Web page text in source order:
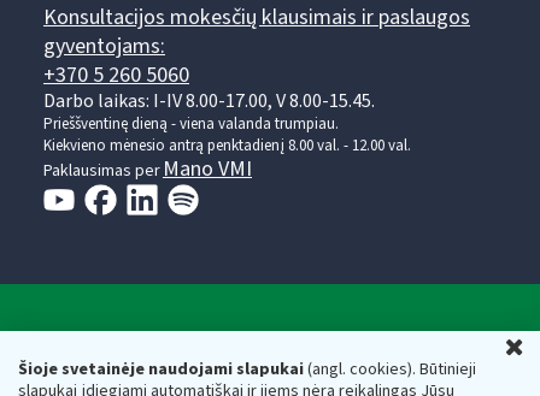
Šioje svetainėje naudojami slapukai(angl. cookies). Būtinieji
slapukai įdiegiami automatiškai ir jiems nėra reikalingas Jūsų
Konsultacijos mokesčių klausimais ir paslaugos
gyventojams:
+370 5 260 5060
Darbo laikas: I-IV 8.00-17.00, V 8.00-15.45.
Prieššventinę dieną - viena valanda trumpiau.
Kiekvieno mėnesio antrą penktadienį 8.00 val. - 12.00 val.
Paklausimas per Mano VMI
Respublikos finansų ministerijos